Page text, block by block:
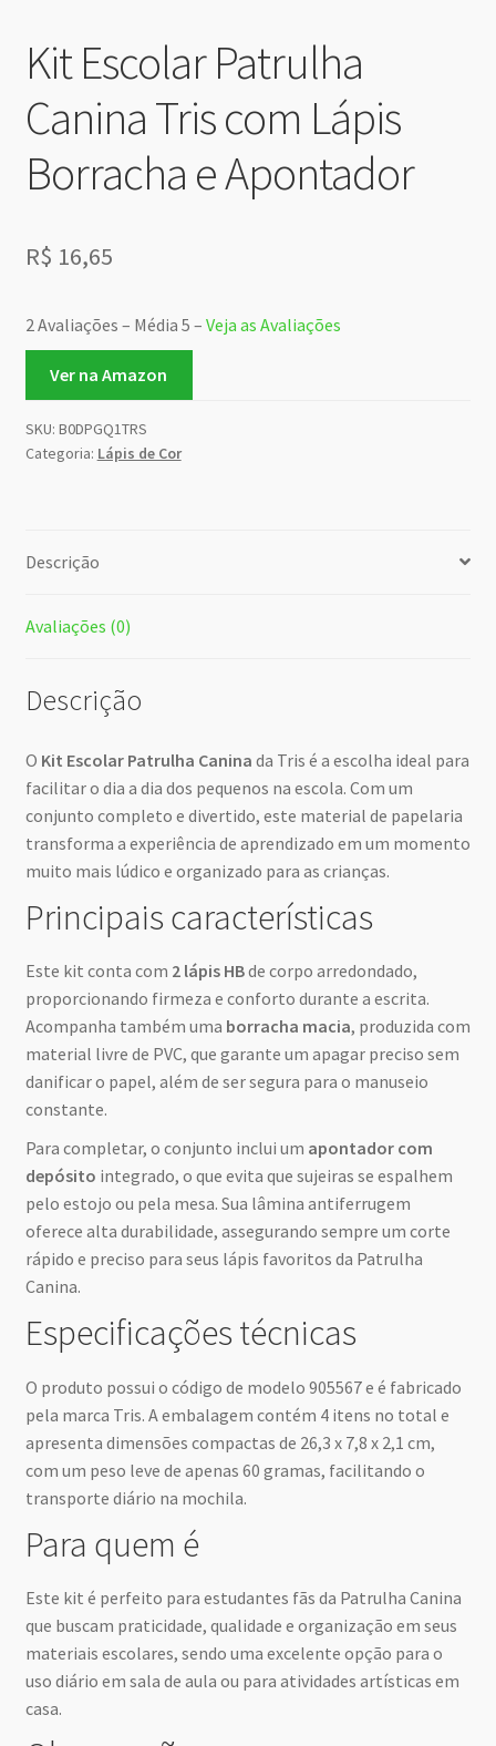
Kit Escolar Patrulha
Canina Tris com Lápis
Borracha e Apontador
R$ 16,65
2 Avaliações – Média 5 – Veja as Avaliações
Ver na Amazon
SKU: B0DPGQ1TRS
Categoria: Lápis de Cor
Descrição
Avaliações (0)
Descrição
O Kit Escolar Patrulha Canina da Tris é a escolha ideal para
facilitar o dia a dia dos pequenos na escola. Com um
conjunto completo e divertido, este material de papelaria
transforma a experiência de aprendizado em um momento
muito mais lúdico e organizado para as crianças.
Principais características
Este kit conta com 2 lápis HBde corpo arredondado,
proporcionando firmeza e conforto durante a escrita.
Acompanha também uma borracha macia, produzida com
material livre de PVC, que garante um apagar preciso sem
danificar o papel, além de ser segura para o manuseio
constante.
Para completar, o conjunto inclui um apontador com
depósito integrado, o que evita que sujeiras se espalhem
pelo estojo ou pela mesa. Sua lâmina antiferrugem
oferece alta durabilidade, assegurando sempre um corte
rápido e preciso para seus lápis favoritos da Patrulha
Canina.
Especificações técnicas
O produto possui o código de modelo 905567 e é fabricado
pela marca Tris. A embalagem contém 4 itens no total e
apresenta dimensões compactas de 26,3 x 7,8 x 2,1 cm,
com um peso leve de apenas 60 gramas, facilitando o
transporte diário na mochila.
Para quem é
Este kit é perfeito para estudantes fãs da Patrulha Canina
que buscam praticidade, qualidade e organização em seus
materiais escolares, sendo uma excelente opção para o
uso diário em sala de aula ou para atividades artísticas em
casa.